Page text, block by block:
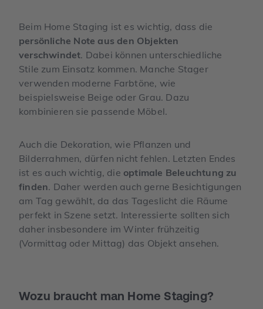
Beim Home Staging ist es wichtig, dass die
persönliche Note aus den Objekten
verschwindet. Dabei können unterschiedliche
Stile zum Einsatz kommen. Manche Stager
verwenden moderne Farbtöne, wie
beispielsweise Beige oder Grau. Dazu
kombinieren sie passende Möbel.
Auch die Dekoration, wie Pflanzen und
Bilderrahmen, dürfen nicht fehlen. Letzten Endes
ist es auch wichtig, die optimale Beleuchtung zu
finden. Daher werden auch gerne Besichtigungen
am Tag gewählt, da das Tageslicht die Räume
perfekt in Szene setzt. Interessierte sollten sich
daher insbesondere im Winter frühzeitig
(Vormittag oder Mittag) das Objekt ansehen.
Wozu braucht man Home Staging?